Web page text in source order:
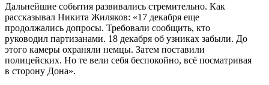
Дальнейшие события развивались стремительно. Как
рассказывал Никита Жиляков: «17 декабря еще
продолжались допросы. Требовали сообщить, кто
руководил партизанами. 18 декабря об узниках забыли. До
этого камеры охраняли немцы. Затем поставили
полицейских. Но те вели себя беспокойно, всё посматривая
в сторону Дона».